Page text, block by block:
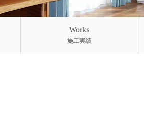
Works
施工実績